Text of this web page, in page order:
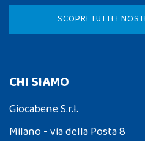
SCOPRI TUTTI I
CHI SIAMO
Giocabene S.r.l.
Milano - via della Posta 8